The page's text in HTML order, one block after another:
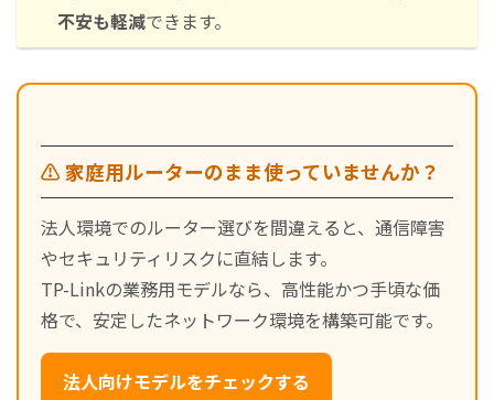
不安も軽減できます。
⚠️ 家庭用ルーターのまま使っていませんか？
法人環境でのルーター選びを間違えると、通信障害
やセキュリティリスクに直結します。
TP-Linkの業務用モデルなら、高性能かつ手頃な価
格で、安定したネットワーク環境を構築可能です。
法人向けモデルをチェックする